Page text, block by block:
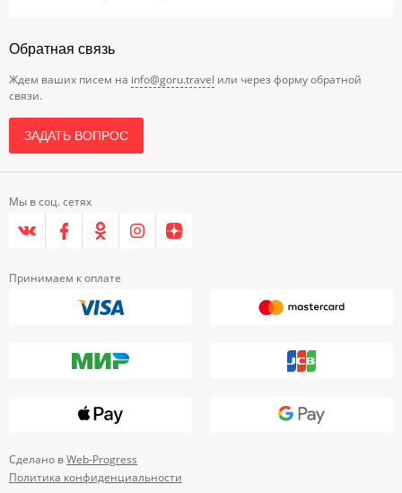
Обратная связь
Ждем ваших писем на info@goru.travel или через форму обратной
связи.
ЗАДАТЬ ВОПРОС
Мы в соц. сетях
Принимаем к оплате
Сделано вWeb-Progress
Политика конфиденциальности